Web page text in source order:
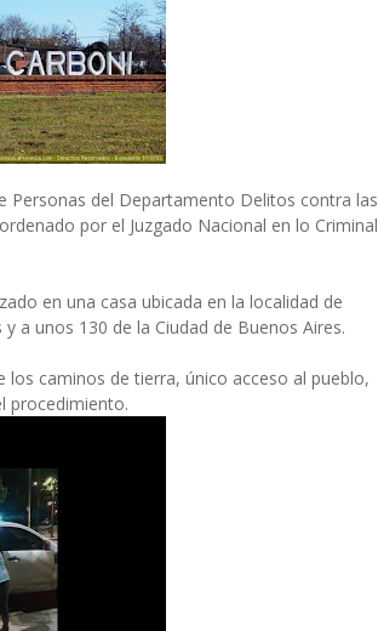
Personas del Departamento Delitos contra las
por el Juzgado Nacional en lo Criminal
en una casa ubicada en la localidad de
a unos 130 de la Ciudad de Buenos Aires.
caminos de tierra, único acceso al pueblo,
procedimiento.